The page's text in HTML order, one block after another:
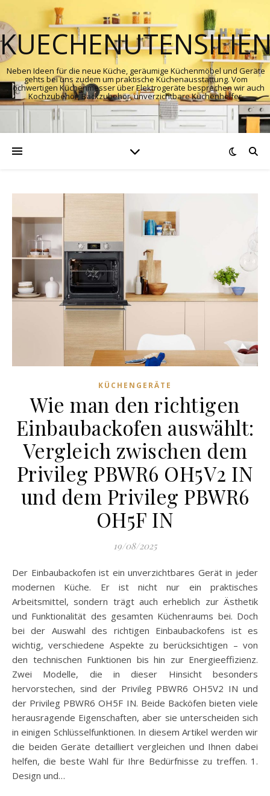
Neben Ideen für die neue Küche, geräumige Küchenmöbel und Geräte
gehts bei uns zudem um praktische Küchenausstattung. Vom
hochwertigen Küchenmesser über Elektrogeräte besprechen wir auch
Kochzubehör, Backzubehör, unverzichtbare Küchenhelfer.
KÜCHENGERÄTE
Wie man den richtigen
Einbaubackofen auswählt:
Vergleich zwischen dem
Privileg PBWR6 OH5V2 IN
und dem Privileg PBWR6
OH5F IN
19/08/2025
Der Einbaubackofen ist ein unverzichtbares Gerät in jeder
modernen Küche. Er ist nicht nur ein praktisches
Arbeitsmittel, sondern trägt auch erheblich zur Ästhetik
und Funktionalität des gesamten Küchenraums bei. Doch
bei der Auswahl des richtigen Einbaubackofens ist es
wichtig, verschiedene Aspekte zu berücksichtigen – von
den technischen Funktionen bis hin zur Energieeffizienz.
Zwei Modelle, die in dieser Hinsicht besonders
hervorstechen, sind der Privileg PBWR6 OH5V2 IN und
der Privileg PBWR6 OH5F IN. Beide Backöfen bieten viele
herausragende Eigenschaften, aber sie unterscheiden sich
in einigen Schlüsselfunktionen. In diesem Artikel werden wir
die beiden Geräte detailliert vergleichen und Ihnen dabei
helfen, die beste Wahl für Ihre Bedürfnisse zu treffen. 1.
Design und…